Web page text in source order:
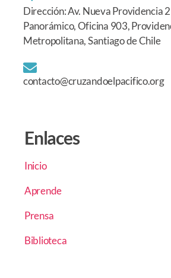
Dirección: Av. Nueva Providencia
Panorámico, Oficina 903,
Metropolitana, Santiago de Chile
contacto@cruzandoelpacifico.org
Enlaces
Inicio
Aprende
Prensa
Biblioteca